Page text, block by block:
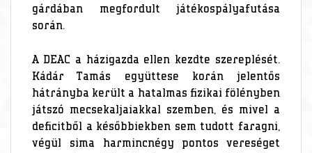
gárdában megfordult játékospályafutása
során.
A DEAC a házigazda ellen kezdte szereplését.
Kádár Tamás együttese korán jelentős
hátrányba került a hatalmas fizikai fölényben
játszó mecsekaljaiakkal szemben, és mivel a
deficitből a későbbiekben sem tudott faragni,
végül sima harmincnégy pontos vereséget